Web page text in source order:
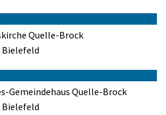
Quelle-Brock
Bielefeld
Gemeindehaus Quelle-Brock
Bielefeld